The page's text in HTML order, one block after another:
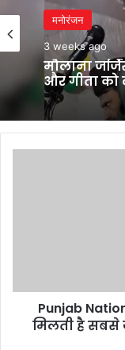
मनोरंजन
3 weeks ago
मौलाना
और गीता
पर
Punjab
मिलती है सबसे